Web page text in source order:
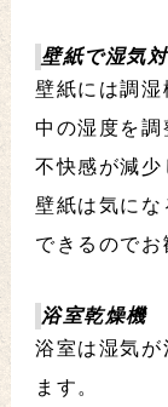
壁紙で湿気
壁紙には調
中の湿度を調
不快感が減少
壁紙は気に
できるのでお
浴室乾燥機
浴室は湿気が
ます。